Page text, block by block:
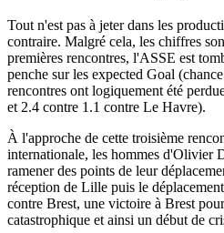
Tout n'est pas à jeter dans les
contraire. Malgré cela, les chiffres
premières rencontres, l'ASSE est
penche sur les expected Goal
rencontres ont logiquement été
et 2.4 contre 1.1 contre Le Havre).
À l'approche de cette troisième
internationale, les hommes d'Olivier
ramener des points de leur
réception de Lille puis le
contre Brest, une victoire à Brest
catastrophique et ainsi un début de